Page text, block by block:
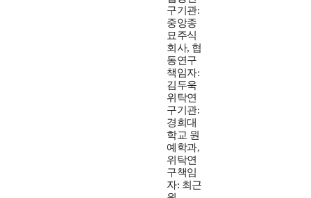
구기관:
중앙종
묘주식
회사, 협
동연구
책임자:
김두욱
위탁연
구기관:
경희대
학교 원
예학과,
위탁연
구책임
자: 최근